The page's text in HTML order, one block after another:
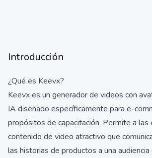
Introducción
¿Qué es Keevx?
Keevx es un generador de videos con
IA diseñado específicamente para e-
propósitos de capacitación. Permite a las
contenido de video atractivo que
las historias de productos a una audiencia